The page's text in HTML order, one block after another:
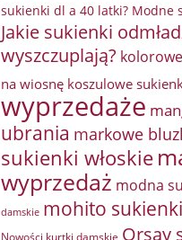
sukienki dl a 40 latki? Modne
Jakie sukienki
wyszczuplają?
na wiosnę koszulowe
wyprzedaże
ubrania markowe
sukienki włoskie
wyprzedaż modna
damskie mohito
Nowości kurtki damskie Orsay